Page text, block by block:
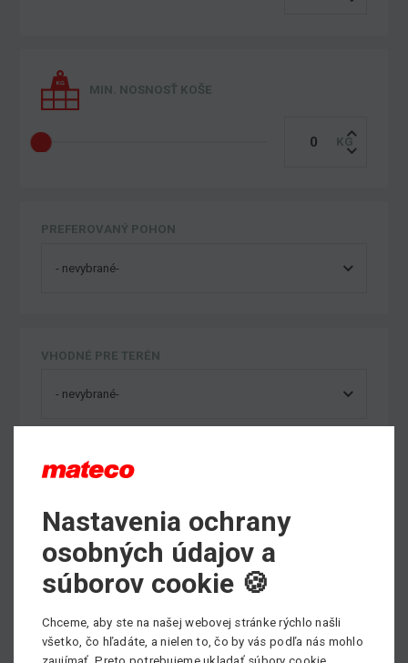
MIN. NOSNOSŤ KOŠE
PREFEROVANÝ POHON
VHODNÉ PRE TERÉN
Výber kategórie strojov
Max. pracovná výška: 23m
Nastavenia ochrany
osobných údajov a
súborov cookie 🍪
Chceme, aby ste na našej webovej stránke rýchlo našli
všetko, čo hľadáte, a nielen to, čo by vás podľa nás mohlo